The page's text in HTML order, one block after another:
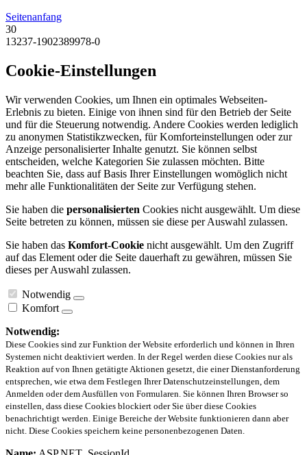
Seitenanfang
30
13237-1902389978-0
Cookie-Einstellungen
Wir verwenden Cookies, um Ihnen ein optimales Webseiten-
Erlebnis zu bieten. Einige von ihnen sind für den Betrieb der Seite
und für die Steuerung notwendig. Andere Cookies werden lediglich
zu anonymen Statistikzwecken, für Komforteinstellungen oder zur
Anzeige personalisierter Inhalte genutzt. Sie können selbst
entscheiden, welche Kategorien Sie zulassen möchten. Bitte
beachten Sie, dass auf Basis Ihrer Einstellungen womöglich nicht
mehr alle Funktionalitäten der Seite zur Verfügung stehen.
Sie haben die personalisierten Cookies nicht ausgewählt. Um diese
Seite betreten zu können, müssen sie diese per Auswahl zulassen.
Sie haben das Komfort-Cookie nicht ausgewählt. Um den Zugriff
auf das Element oder die Seite dauerhaft zu gewähren, müssen Sie
dieses per Auswahl zulassen.
Notwendig
Komfort
Notwendig:
Diese Cookies sind zur Funktion der Website erforderlich und können in Ihren
Systemen nicht deaktiviert werden. In der Regel werden diese Cookies nur als
Reaktion auf von Ihnen getätigte Aktionen gesetzt, die einer Dienstanforderung
entsprechen, wie etwa dem Festlegen Ihrer Datenschutzeinstellungen, dem
Anmelden oder dem Ausfüllen von Formularen. Sie können Ihren Browser so
einstellen, dass diese Cookies blockiert oder Sie über diese Cookies
benachrichtigt werden. Einige Bereiche der Website funktionieren dann aber
nicht. Diese Cookies speichern keine personenbezogenen Daten.